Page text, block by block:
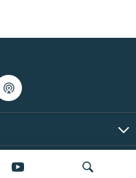
| Bütün hüquqlar qorunur